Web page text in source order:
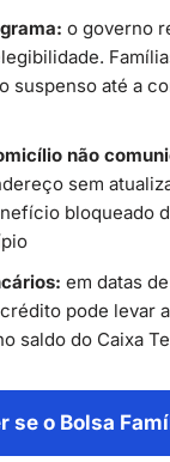
o governo
suspenso até a
não
sem
bloqueado
em datas
pode levar
saldo do Caixa
se o Bolsa